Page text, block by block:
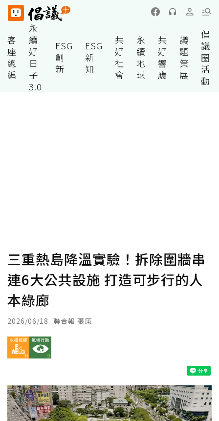
客
座
總
編
永
續
好
日
子
3.0
ESG
創
新
ESG
新
知
共
好
社
會
永
續
地
球
共
好
響
應
議
題
策
展
倡
議
圈
活
動
三重熱島降溫實驗！拆除圍牆串
連6大公共設施 打造可步行的人
本綠廊
2026/06/18 聯合報 張策